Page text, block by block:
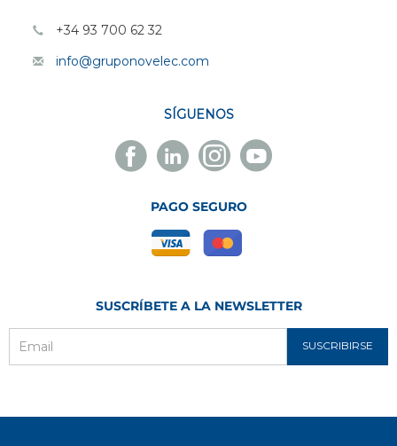
+34 93 700 62 32
info@gruponovelec.com
SÍGUENOS
Facebook
Novelec
Linkedin
Novelec
Instagram
Novelec
Youtube
Novelec
PAGO SEGURO
SUSCRÍBETE A LA NEWSLETTER
SUSCRIBIRSE